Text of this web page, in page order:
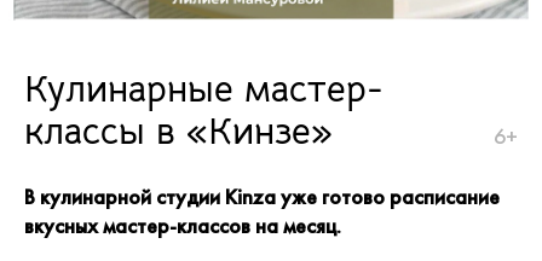
Кулинарные мастер-
классы в «Кинзе»
6+
В кулинарной студии Kinza уже готово расписание
вкусных мастер-классов на месяц.